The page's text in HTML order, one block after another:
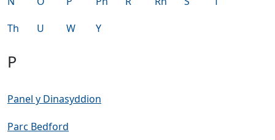
Th U W Y
P
Panel y Dinasyddion
Parc Bedford